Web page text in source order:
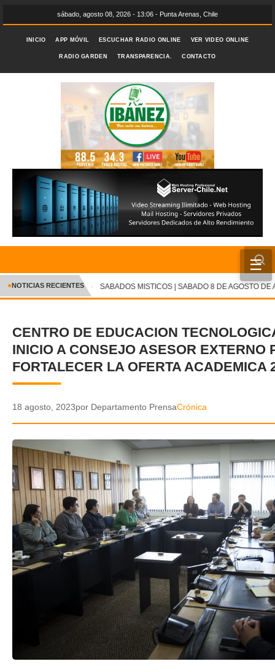
sábado, agosto 08, 2026 - 13:06 - Punta Arenas, Chile
INICIO APP MÓVIL ESCUCHAR RADIO ONLINE VER VIDEO ONLINE
RADIO GARDEN TRANSPARENCIA. CONTACTO
☰
INICIO
CRÓNICA
DEPORTES
ENTRETENIMIENTO Y CULTURA
VIDEOS
GALERIA DE FOTOS
APP MÓVIL
TRANSPARENCIA
✕
●NOTICIAS RECIENTES SABADOS MISTICOS | SABADO 8 DE AGOSTO DE
CENTRO DE EDUCACION
INICIO A CONSEJO ASESOR EXTERNO
FORTALECER LA OFERTA ACADEMICA
18 agosto, 2023por Departamento PrensaCrónica